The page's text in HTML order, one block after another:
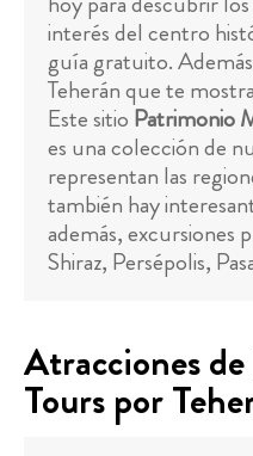
interés del centro
guía gratuito.
Teherán que te
Este sitio Patrimonio
es una colección de
representan las
también hay
además, excursiones
Shiraz, Persépolis,
Atracciones
Tours por